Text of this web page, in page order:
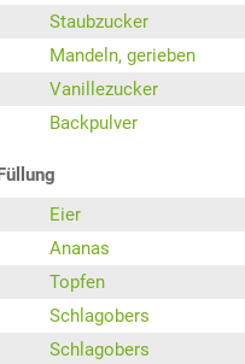
Staubzucker
Mandeln, gerieben
Vanillezucker
Backpulver
Eier
Ananas
Topfen
Schlagobers
Schlagobers